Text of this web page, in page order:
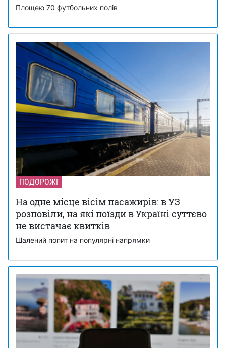
Площею 70 футбольних полів
ПОДОРОЖІ
На одне місце вісім пасажирів: в УЗ
розповіли, на які поїзди в Україні суттєво
не вистачає квитків
Шалений попит на популярні напрямки